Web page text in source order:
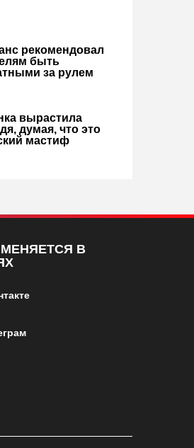
рекомендовал
быть
за рулем
вырастила
думая, что это
мастиф
В